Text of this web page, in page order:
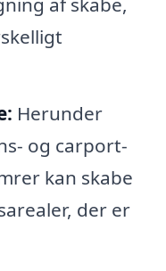
Herunder
og carport-
kan skabe
der er